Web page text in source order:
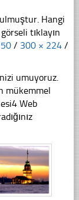
Hangi
tıklayın
/ 300 × 224 /
umuyoruz.
mükemmel
Web